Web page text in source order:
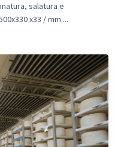
salatura e
x33 / mm ...